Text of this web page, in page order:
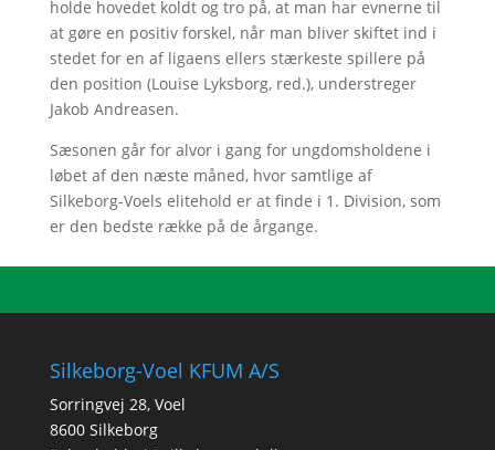
holde hovedet koldt og tro på, at man har evnerne til
at gøre en positiv forskel, når man bliver skiftet ind i
stedet for en af ligaens ellers stærkeste spillere på
den position (Louise Lyksborg, red.), understreger
Jakob Andreasen.
Sæsonen går for alvor i gang for ungdomsholdene i
løbet af den næste måned, hvor samtlige af
Silkeborg-Voels elitehold er at finde i 1. Division, som
er den bedste række på de årgange.
Silkeborg-Voel KFUM A/S
Sorringvej 28, Voel
8600 Silkeborg